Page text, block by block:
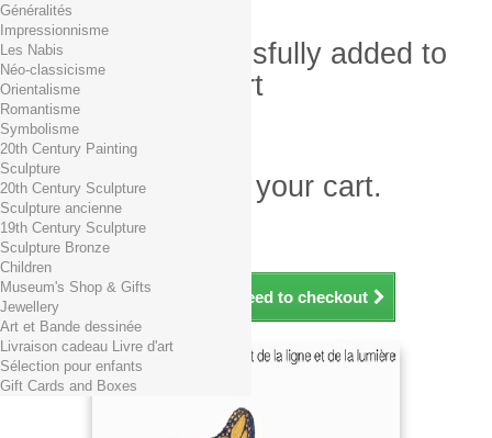
Product successfully added to
your shopping cart
Quantity
Total
There is 1 item in your cart.
Total products (tax incl.)
Total shipping TTC
Total (tax incl.)
Continue shopping Proceed to checkout
Généralités
Impressionnisme
Les Nabis
Néo-classicisme
Orientalisme
Romantisme
Symbolisme
20th Century Painting
Sculpture
20th Century Sculpture
Sculpture ancienne
19th Century Sculpture
Sculpture Bronze
Children
Museum's Shop & Gifts
Jewellery
Art et Bande dessinée
Livraison cadeau Livre d'art
Sélection pour enfants
Gift Cards and Boxes